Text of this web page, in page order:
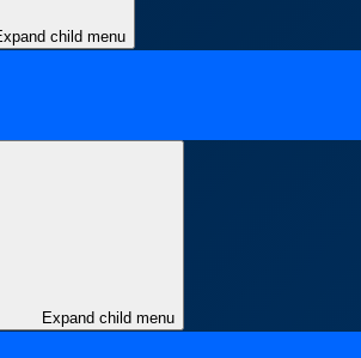
child menu
Expand child menu